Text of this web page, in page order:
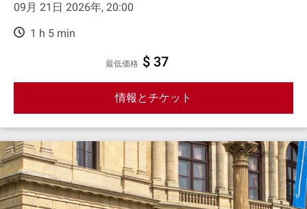
09月 21日 2026年, 20:00
1 h 5 min
最低価格 $ 37
情報とチケット